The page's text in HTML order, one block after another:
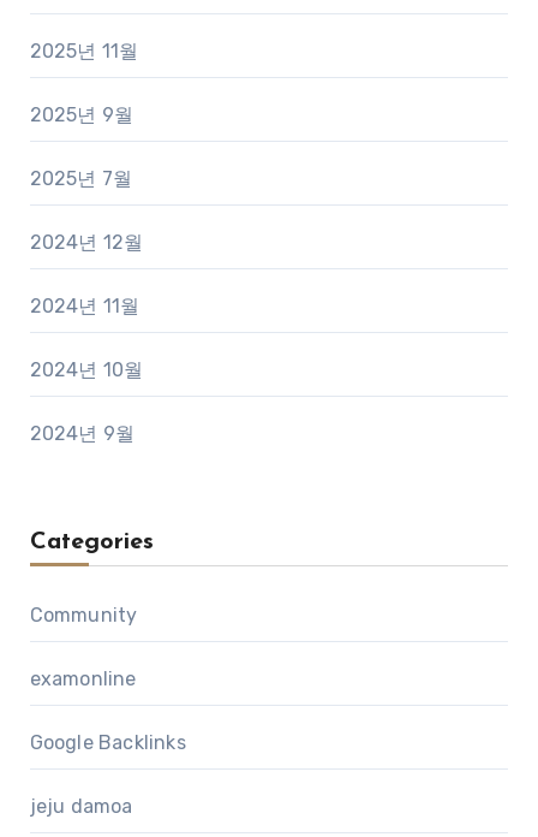
2025년 11월
2025년 9월
2025년 7월
2024년 12월
2024년 11월
2024년 10월
2024년 9월
Categories
Community
examonline
Google Backlinks
jeju damoa